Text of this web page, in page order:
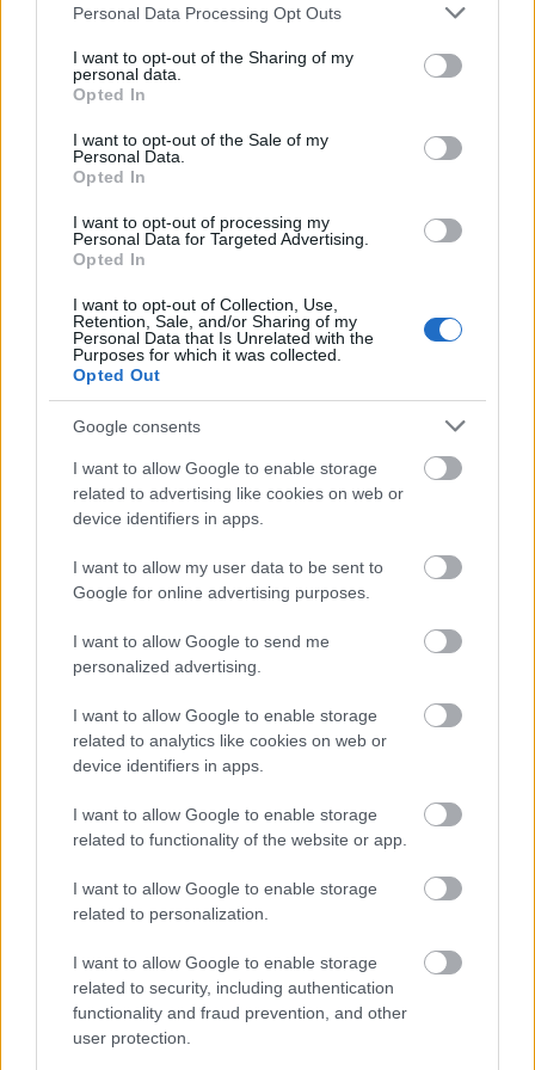
Please note that this website/app uses one or more Google
not limited to your visit or usage behaviour. You may click to
grant or deny consent to Google and its third-party tags to
use your data for below specified purposes in below Google
consent section.
Personal Data Processing Opt Outs
I want to opt-out of the Sharing of my
personal data.
Opted In
I want to opt-out of the Sale of my
Personal Data.
Opted In
I want to opt-out of processing my
Personal Data for Targeted Advertising.
Opted In
I want to opt-out of Collection, Use,
Retention, Sale, and/or Sharing of my
Personal Data that Is Unrelated with the
Purposes for which it was collected.
Opted Out
Google consents
I want to allow Google to enable storage
related to advertising like cookies on web or
device identifiers in apps.
I want to allow my user data to be sent to
Google for online advertising purposes.
I want to allow Google to send me
personalized advertising.
I want to allow Google to enable storage
related to analytics like cookies on web or
device identifiers in apps.
I want to allow Google to enable storage
related to functionality of the website or app.
I want to allow Google to enable storage
related to personalization.
I want to allow Google to enable storage
related to security, including authentication
functionality and fraud prevention, and other
user protection.
Mazzag Izabella:
A mentális betegség nem szégyen
Mészáros Dóra tanácsadó szakpszichológus
szerint az alvásparalízis epizódjainak mintegy
75%-a hallucinációkkal társul, amelyek
jelentősen eltérnek a hagyományos álmoktól. Az
alvási bénulás előfordulása változó, de a
kutatások szerint az emberek körülbelül 20%-a
tapasztal életében legalább egyszer ilyen
jelenséget. Az állapot bármely életkorban
jelentkezhet, de az első epizódok jellemzően
gyermekkorban, serdülőkorban vagy fiatal
felnőttkorban fordulnak elő.
Egy epizód néhány másodperctől akár húsz